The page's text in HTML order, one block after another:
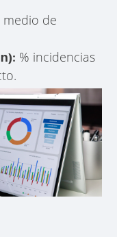
de
% incidencias